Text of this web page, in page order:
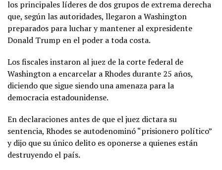
los principales líderes de dos grupos de extrema derecha
que, según las autoridades, llegaron a Washington
preparados para luchar y mantener al expresidente
Donald Trump en el poder a toda costa.
Los fiscales instaron al juez de la corte federal de
Washington a encarcelar a Rhodes durante 25 años,
diciendo que sigue siendo una amenaza para la
democracia estadounidense.
En declaraciones antes de que el juez dictara su
sentencia, Rhodes se autodenominó “prisionero político”
y dijo que su único delito es oponerse a quienes están
destruyendo el país.